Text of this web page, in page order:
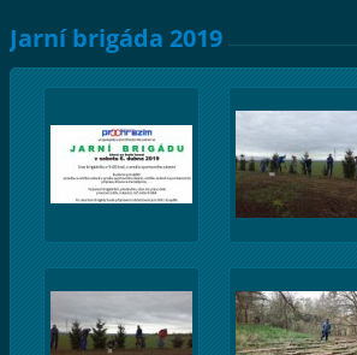
Jarní brigáda 2019